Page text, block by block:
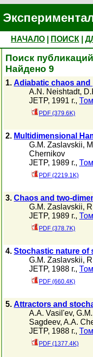
НАЧАЛО ПОИСК
Поиск
Найдено 9
1. Adiabatic chaos
A.N. Neishtadt,
JETP, 1991 г.,
PDF (379.6K)
2. Multidimensional
G.M. Zaslavskii,
Chernikov
JETP, 1989 г.,
PDF (2219.1K)
3. Chaos and two-
G.M. Zaslavskii,
JETP, 1989 г.,
PDF (378.7K)
4. Stochastic nature of
G.M. Zaslavskii,
JETP, 1988 г.,
PDF (660.4K)
5. Attractors and
A.A. Vasil'ev,
Sagdeev, A.A.
JETP, 1988 г.,
PDF (1377.4K)